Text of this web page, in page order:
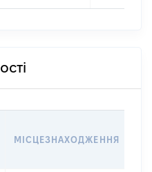
МІСЦЕЗНАХОДЖЕННЯ